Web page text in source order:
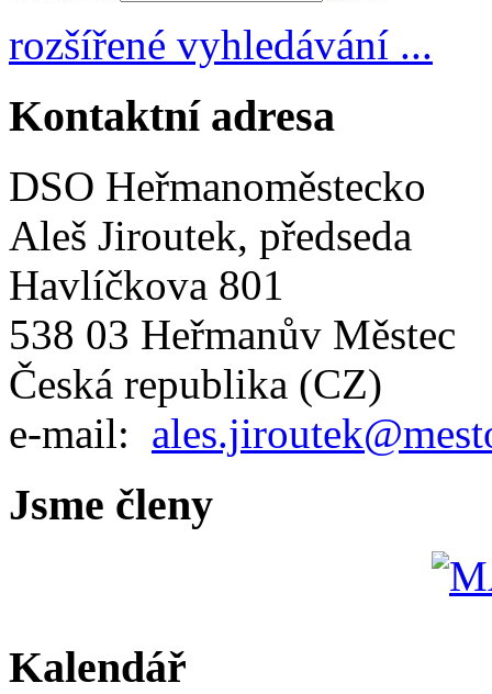
rozšířené vyhledávání ...
Kontaktní adresa
DSO Heřmanoměstecko
Aleš Jiroutek, předseda
Havlíčkova 801
538 03 Heřmanův Městec
Česká republika (CZ)
e-mail:
Jsme členy
Kalendář